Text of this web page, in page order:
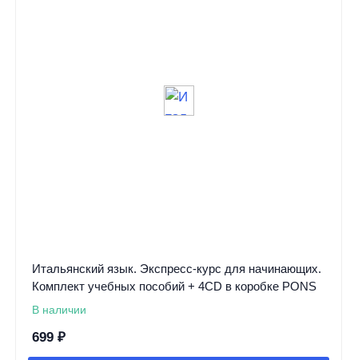
Итальянский язык. Экспресс-курс для начинающих.
Комплект учебных пособий + 4CD в коробке PONS
В наличии
699 ₽